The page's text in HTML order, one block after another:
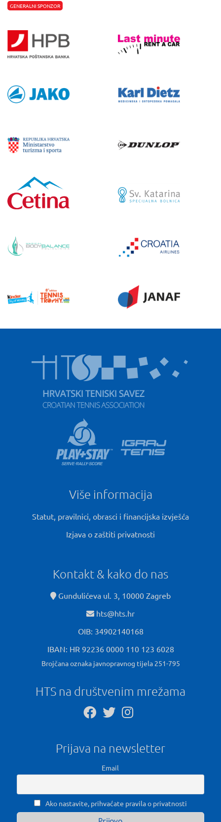
GENERALNI SPONZOR
Više informacija
Statut, pravilnici, obrasci i financijska izvješća
Izjava o zaštiti privatnosti
Kontakt & kako do nas
Gundulićeva ul. 3, 10000 Zagreb
hts@hts.hr
OIB: 34902140168
IBAN: HR 92236 0000 110 123 6028
Brojčana oznaka javnopravnog tijela 251-795
HTS na društvenim mrežama
Prijava na newsletter
Email
Ako nastavite, prihvaćate pravila o privatnosti